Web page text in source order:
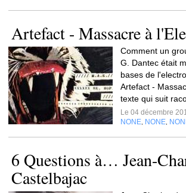
Artefact - Massacre à
Comment un
G. Dantec était
bases de
Artefact -
texte qui suit
Le 04 décembre
NONE NONE
6 Questions à… Jean-
Castelbajac